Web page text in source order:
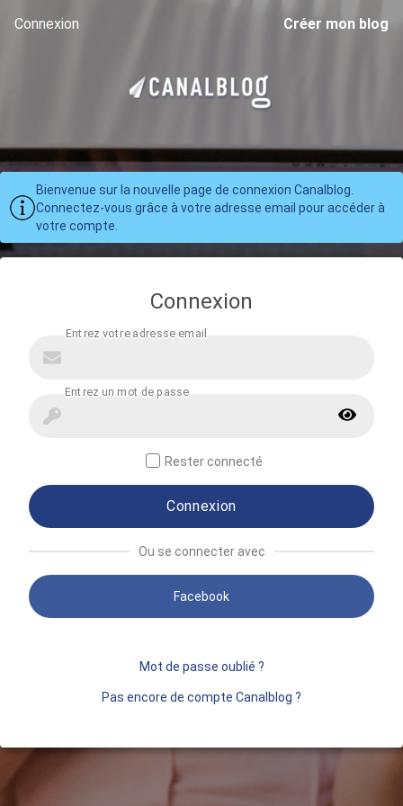
Connexion Créer mon blog
Bienvenue sur la nouvelle page de connexion Canalblog.
Connectez-vous grâce à votre adresse email pour accéder à
votre compte.
Connexion
Rester connecté
Connexion
Ou se connecter avec
Facebook
Mot de passe oublié ?
Pas encore de compte Canalblog ?